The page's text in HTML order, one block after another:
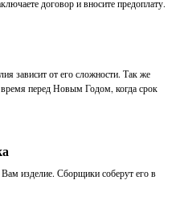
договор и вносите предоплату.
зависит от его сложности. Так же
время перед Новым Годом, когда срок
изделие. Сборщики соберут его в